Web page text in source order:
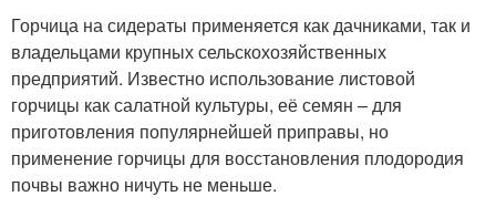
Горчица на сидераты применяется как дачниками, так и
владельцами крупных сельскохозяйственных
предприятий. Известно использование листовой
горчицы как салатной культуры, её семян – для
приготовления популярнейшей приправы, но
применение горчицы для восстановления плодородия
почвы важно ничуть не меньше.